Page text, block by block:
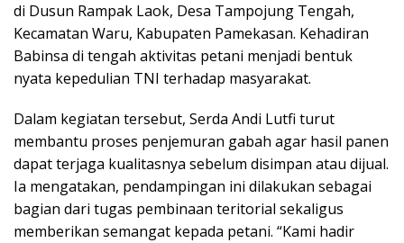
di Dusun Rampak Laok, Desa Tampojung Tengah,
Kecamatan Waru, Kabupaten Pamekasan. Kehadiran
Babinsa di tengah aktivitas petani menjadi bentuk
nyata kepedulian TNI terhadap masyarakat.
Dalam kegiatan tersebut, Serda Andi Lutfi turut
membantu proses penjemuran gabah agar hasil panen
dapat terjaga kualitasnya sebelum disimpan atau dijual.
Ia mengatakan, pendampingan ini dilakukan sebagai
bagian dari tugas pembinaan teritorial sekaligus
memberikan semangat kepada petani. “Kami hadir